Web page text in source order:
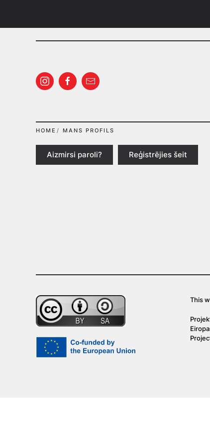
HOME MANS PROFILS
Aizmirsi paroli? Reģistrējies šeit
This